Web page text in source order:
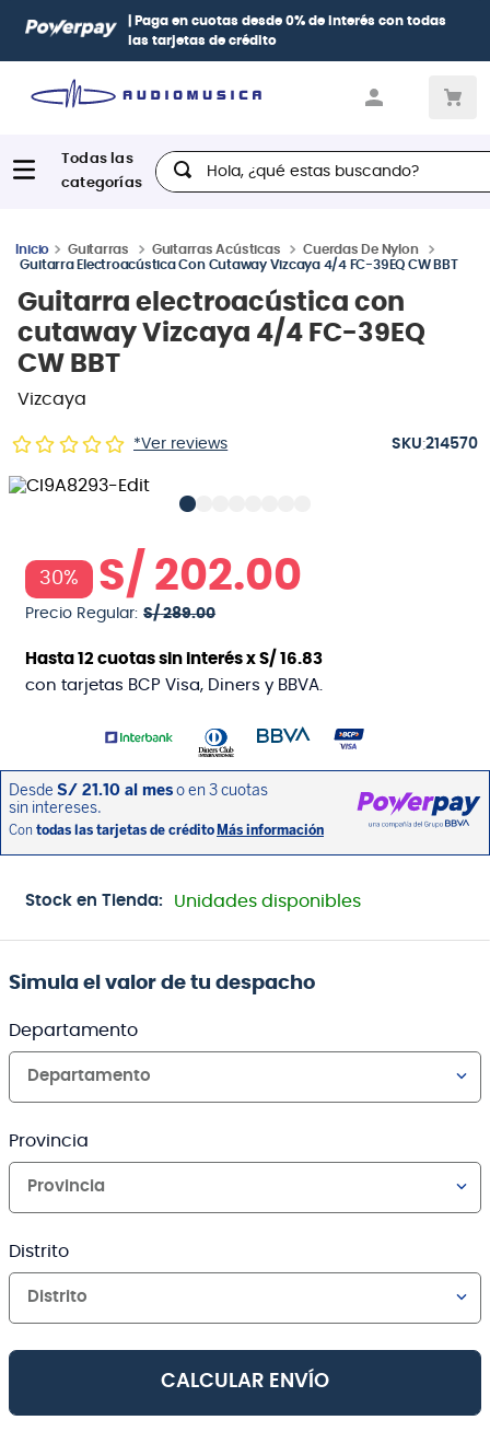
| Paga en cuotas desde 0% de interés con todas
las tarjetas de crédito
Hola, ¿qué estas buscando?
Guitarras Guitarras Acústicas
Cuerdas De Nylon
Guitarra Electroacústica Con Cutaway Vizcaya 4/4 FC-39EQ CW BBT
Guitarra electroacústica con
cutaway Vizcaya 4/4 FC-39EQ
CW BBT
Vizcaya
*Ver reviews :214570
30% S/ 202.00
Precio Regular: S/ 289.00
Hasta12 cuotas sin interés xS/ 16.83
con tarjetas BCP Visa, Diners y BBVA.
Stock en Tienda: Unidades disponibles
Simula el valor de tu despacho
Departamento
Departamento
Provincia
Provincia
Distrito
Distrito
CALCULAR ENVÍO